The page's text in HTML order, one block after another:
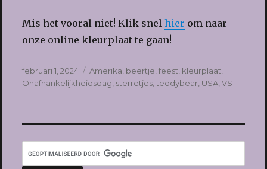
Mis het vooral niet! Klik snel hier om naar
onze online kleurplaat te gaan!
Geplaatst
op
februari 1, 2024 Tags
Amerika beertje feest kleurplaat
Onafhankelijkheidsdag sterretjes, teddybear, USA, VS